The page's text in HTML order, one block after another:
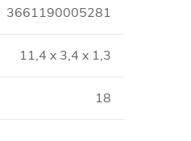
3661190005281
11,4 x 3,4 x 1,3
18